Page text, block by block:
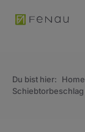
springen
Du bist hier: Home